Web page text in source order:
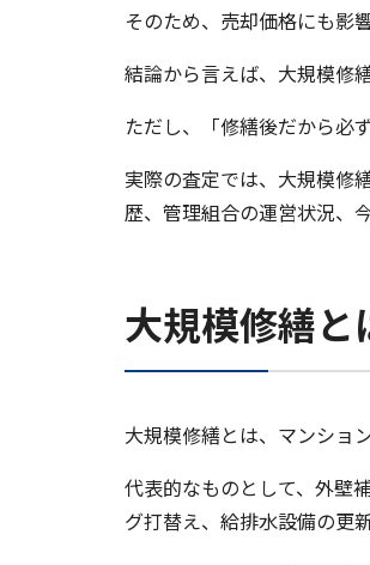
そのため、売却価格にも影
結論から言えば、大規模修
ただし、「修繕後だから必
実際の査定では、大規模修
歴、管理組合の運営状況、
大規模修繕と
大規模修繕とは、マンショ
代表的なものとして、外壁
グ打替え、給排水設備の更